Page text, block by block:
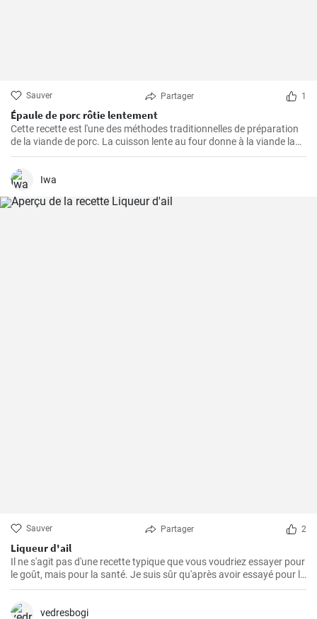
Sauver Partager 1
Épaule de porc rôtie lentement
Cette recette est l'une des méthodes traditionnelles de préparation
de la viande de porc. La cuisson lente au four donne à la viande la
possibilité de devenir tendre et juteuse, en lui procurant des saveurs
merveilleuses et épicées. La viande est excellente à consommer
avec de la sauce, de la purée de pommes de terre ou des légumes
d'autres épices à la marinade pour la viande selon votre goût.
Iwa
Sauver Partager 2
Liqueur d'ail
Il ne s'agit pas d'une recette typique que vous voudriez essayer pour
le goût, mais pour la santé. Je suis sûr qu'après avoir essayé pour la
première fois cette teinture magique, puissante et saine à la fois,
vedresbogi